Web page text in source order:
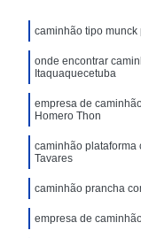
caminhão tipo
onde encontrar
Itaquaquecetuba
empresa de
Homero Thon
caminhão plataforma
Tavares
caminhão prancha
empresa de